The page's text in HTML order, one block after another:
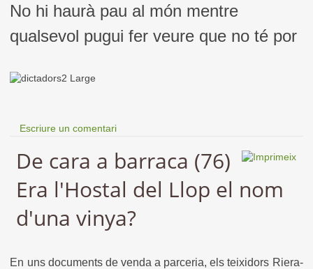
No hi haurà pau al món mentre
qualsevol pugui fer veure que no té por
Escriure un comentari
De cara a barraca (76)
Era l'Hostal del Llop el nom
d'una vinya?
En uns documents de venda a parceria, els teixidors Riera-